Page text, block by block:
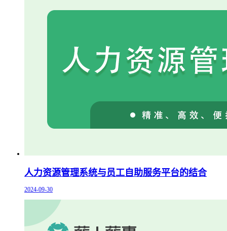
人力资源管理系统与员工自助服务平台的结合
2024-09-30